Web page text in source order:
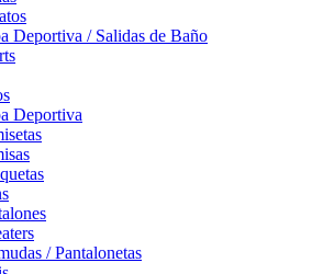
Deportiva / Salidas de Baño
Deportiva
/ Pantalonetas